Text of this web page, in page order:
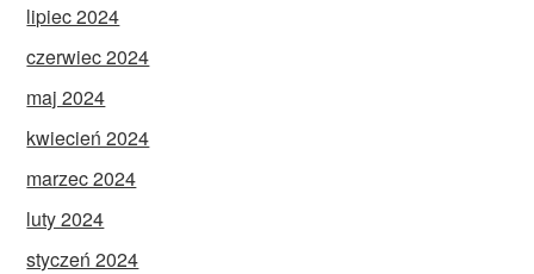
lipiec 2024
czerwiec 2024
maj 2024
kwiecień 2024
marzec 2024
luty 2024
styczeń 2024